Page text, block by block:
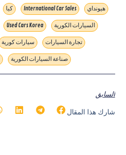
هيونداي International Car Sales كيا
السيارات الكورية Used Cars Korea
تجارة السيارات سيارات كورية
صناعة السيارات الكورية
السابق
شارك هذا المقال